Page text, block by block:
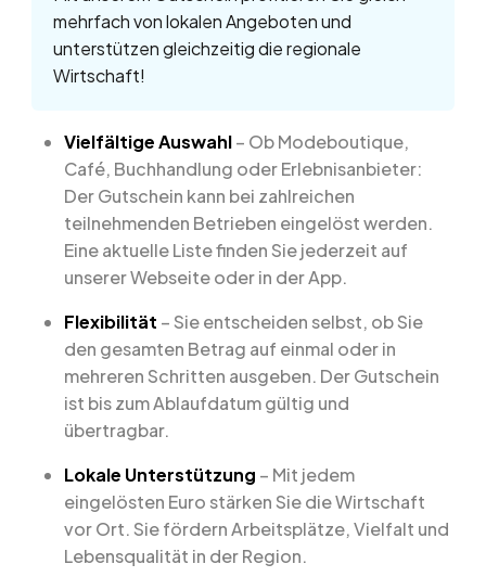
mehrfach von lokalen Angeboten und
unterstützen gleichzeitig die regionale
Wirtschaft!
Vielfältige Auswahl– Ob Modeboutique,
Café, Buchhandlung oder Erlebnisanbieter:
Der Gutschein kann bei zahlreichen
teilnehmenden Betrieben eingelöst werden.
Eine aktuelle Liste finden Sie jederzeit auf
unserer Webseite oder in der App.
Flexibilität – Sie entscheiden selbst, ob Sie
den gesamten Betrag auf einmal oder in
mehreren Schritten ausgeben. Der Gutschein
ist bis zum Ablaufdatum gültig und
übertragbar.
Lokale Unterstützung – Mit jedem
eingelösten Euro stärken Sie die Wirtschaft
vor Ort. Sie fördern Arbeitsplätze, Vielfalt und
Lebensqualität in der Region.